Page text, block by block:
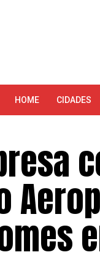
HOME CIDADES